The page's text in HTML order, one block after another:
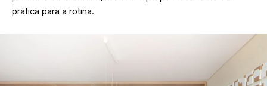
prática para a rotina.